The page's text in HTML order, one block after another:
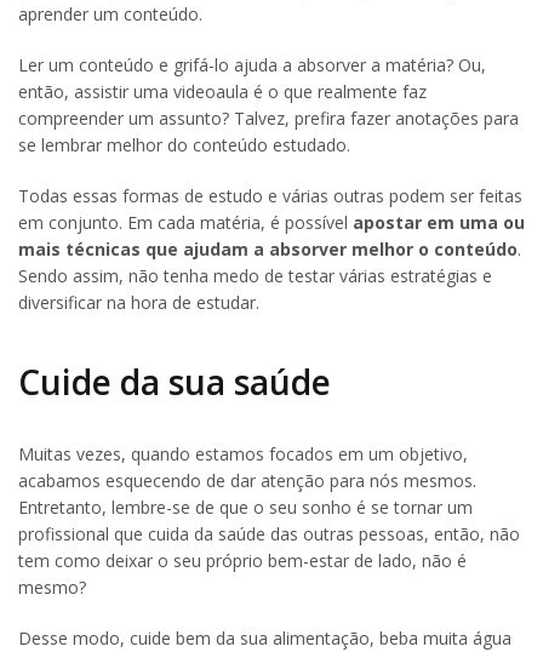
aprender um conteúdo.
Ler um conteúdo e grifá-lo ajuda a absorver a matéria? Ou,
então, assistir uma videoaula é o que realmente faz
compreender um assunto? Talvez, prefira fazer anotações para
se lembrar melhor do conteúdo estudado.
Todas essas formas de estudo e várias outras podem ser feitas
em conjunto. Em cada matéria, é possível apostar em uma ou
mais técnicas que ajudam a absorver melhor o conteúdo.
Sendo assim, não tenha medo de testar várias estratégias e
diversificar na hora de estudar.
Cuide da sua saúde
Muitas vezes, quando estamos focados em um objetivo,
acabamos esquecendo de dar atenção para nós mesmos.
Entretanto, lembre-se de que o seu sonho é se tornar um
profissional que cuida da saúde das outras pessoas, então, não
tem como deixar o seu próprio bem-estar de lado, não é
mesmo?
Desse modo, cuide bem da sua alimentação, beba muita água